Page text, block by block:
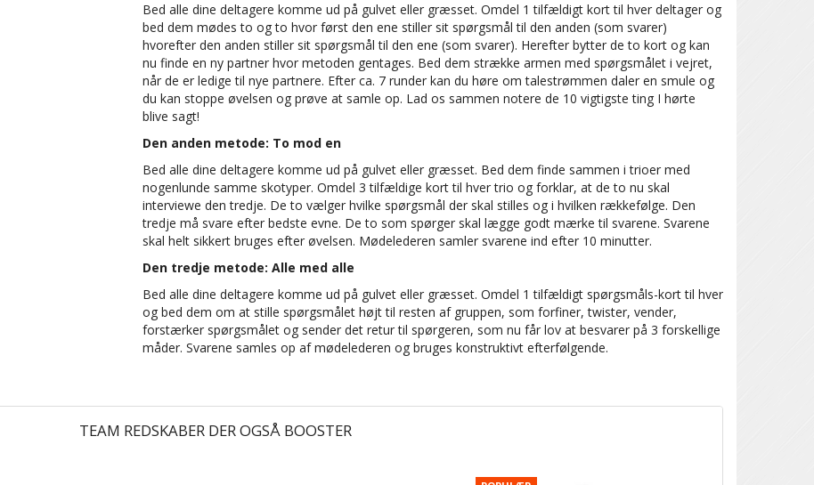
Bed alle dine deltagere komme ud på gulvet eller græsset. Omdel 1 tilfældigt kort til hver deltager og
bed dem mødes to og to hvor først den ene stiller sit spørgsmål til den anden (som svarer)
hvorefter den anden stiller sit spørgsmål til den ene (som svarer). Herefter bytter de to kort og kan
nu finde en ny partner hvor metoden gentages. Bed dem strække armen med spørgsmålet i vejret,
når de er ledige til nye partnere. Efter ca. 7 runder kan du høre om talestrømmen daler en smule og
du kan stoppe øvelsen og prøve at samle op. Lad os sammen notere de 10 vigtigste ting I hørte
blive sagt!
Den anden metode: To mod en
Bed alle dine deltagere komme ud på gulvet eller græsset. Bed dem finde sammen i trioer med
nogenlunde samme skotyper. Omdel 3 tilfældige kort til hver trio og forklar, at de to nu skal
interviewe den tredje. De to vælger hvilke spørgsmål der skal stilles og i hvilken rækkefølge. Den
tredje må svare efter bedste evne. De to som spørger skal lægge godt mærke til svarene. Svarene
skal helt sikkert bruges efter øvelsen. Mødelederen samler svarene ind efter 10 minutter.
Den tredje metode: Alle med alle
Bed alle dine deltagere komme ud på gulvet eller græsset. Omdel 1 tilfældigt spørgsmåls-kort til hver
og bed dem om at stille spørgsmålet højt til resten af gruppen, som forfiner, twister, vender,
forstærker spørgsmålet og sender det retur til spørgeren, som nu får lov at besvarer på 3 forskellige
måder. Svarene samles op af mødelederen og bruges konstruktivt efterfølgende.
TEAM REDSKABER DER OGSÅ BOOSTER